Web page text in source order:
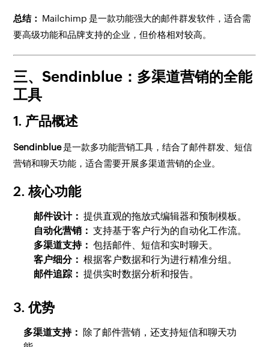
总结： Mailchimp 是一款功能强大的邮件群发软件，适合需
要高级功能和品牌支持的企业，但价格相对较高。
三、Sendinblue：多渠道营销的全能
工具
1. 产品概述
Sendinblue是一款多功能营销工具，结合了邮件群发、短信
营销和聊天功能，适合需要开展多渠道营销的企业。
2. 核心功能
邮件设计： 提供直观的拖放式编辑器和预制模板。
自动化营销： 支持基于客户行为的自动化工作流。
多渠道支持： 包括邮件、短信和实时聊天。
客户细分： 根据客户数据和行为进行精准分组。
邮件追踪： 提供实时数据分析和报告。
3. 优势
多渠道支持： 除了邮件营销，还支持短信和聊天功